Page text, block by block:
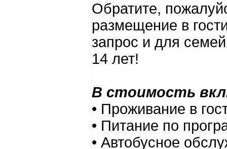
Обратите,
размещение в
запрос и для
14 лет!
В стоимость
• Проживание в
• Питание по
• Автобусное